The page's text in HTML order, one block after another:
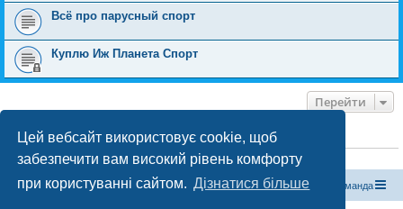
Цей вебсайт використовує cookie, щоб
забезпечити вам високий рівень комфорту
при користуванні сайтом. Дізнатися більше
Всё про парусный спорт
Куплю Иж Планета Спорт
Перейти
ХТО ЗАРАЗ ОНЛАЙН
Зараз переглядають цей форум:ClaudeBot [бот ШІ]і 1 гість
Магазин спорядження Туристичний форум «Рюкзак» Команда